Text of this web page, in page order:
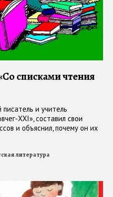
списками чтения
и учитель
XXI», составил свои
и объяснил, почему он их
литература